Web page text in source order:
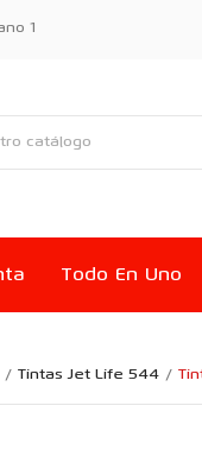
1
Todo En Uno
Tintas Jet Life 544